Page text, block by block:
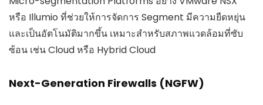
หรือ Illumio ที่ช่วยให้การจัดการ Segment มีความยืดหยุ่น
และเป็นอัตโนมัติมากขึ้น เหมาะสำหรับสภาพแวดล้อมที่ซับ
ซ้อน เช่น Cloud หรือ Hybrid Cloud
Next-Generation Firewalls (NGFW)